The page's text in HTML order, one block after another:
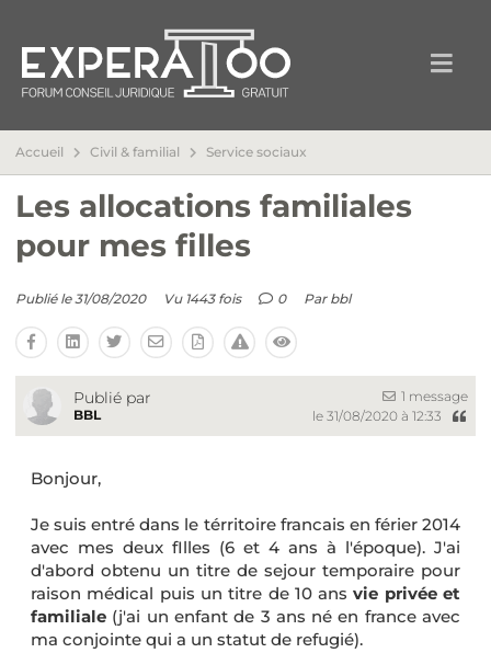
Accueil Civil & familial Service sociaux
Les allocations familiales
pour mes filles
Publié le 31/08/2020 Vu 1443 fois 0 Par bbl
Publié par
BBL
1 message
le 31/08/2020 à 12:33
Bonjour,
Je suis entré dans le térritoire francais en férier 2014
avec mes deux fIlles (6 et 4 ans à l'époque). J'ai
d'abord obtenu un titre de sejour temporaire pour
raison médical puis un titre de 10 ansvie privée et
familiale (j'ai un enfant de 3 ans né en france avec
ma conjointe qui a un statut de refugié).